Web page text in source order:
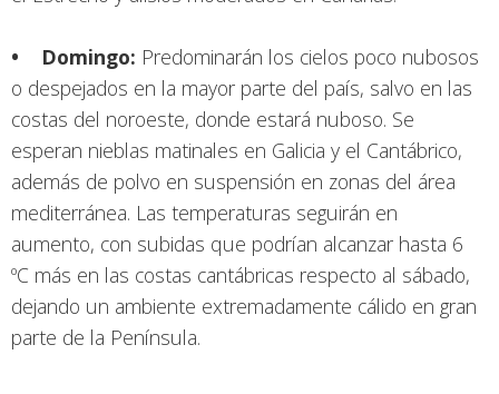
• Domingo: Predominarán los cielos poco nubosos
o despejados en la mayor parte del país, salvo en las
costas del noroeste, donde estará nuboso. Se
esperan nieblas matinales en Galicia y el Cantábrico,
además de polvo en suspensión en zonas del área
mediterránea. Las temperaturas seguirán en
aumento, con subidas que podrían alcanzar hasta 6
ºC más en las costas cantábricas respecto al sábado,
dejando un ambiente extremadamente cálido en gran
parte de la Península.